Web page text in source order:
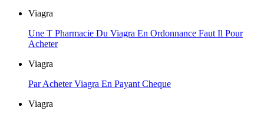
Viagra
Une T Pharmacie Du Viagra En Ordonnance Faut Il Pour
Acheter
Viagra
Par Acheter Viagra En Payant Cheque
Viagra